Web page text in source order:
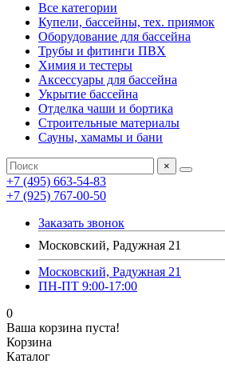
Все категории
Купели, бассейны, тех. приямок
Оборудование для бассейна
Трубы и фитинги ПВХ
Химия и тестеры
Аксессуары для бассейна
Укрытие бассейна
Отделка чаши и бортика
Строительные материалы
Сауны, хамамы и бани
×
+7 (495) 663-54-83
+7 (925) 767-00-50
Заказать звонок
Московский, Радужная 21
Московский, Радужная 21
ПН-ПТ 9:00-17:00
0
Ваша корзина пуста!
Корзина
Каталог